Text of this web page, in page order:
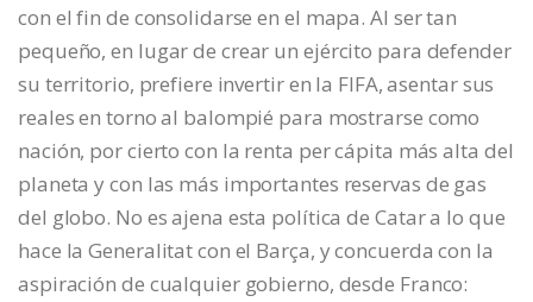
con el fin de consolidarse en el mapa. Al ser tan
pequeño, en lugar de crear un ejército para defender
su territorio, prefiere invertir en la FIFA, asentar sus
reales en torno al balompié para mostrarse como
nación, por cierto con la renta per cápita más alta del
planeta y con las más importantes reservas de gas
del globo. No es ajena esta política de Catar a lo que
hace la Generalitat con el Barça, y concuerda con la
aspiración de cualquier gobierno, desde Franco: